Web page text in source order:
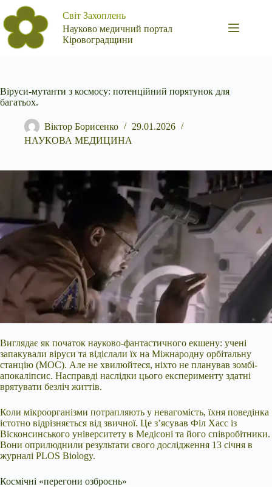
Перейти
до
вмісту
Світ Захоплень
Науково медичний портал
Кіровоградщини
Віруси-мутанти з космосу: потенційний порятунок для
багатьох.
Віктор Борисенко
29.01.2026
НАУКОВА МЕДИЦИНА
Виглядає як початок науково-фантастичного екшену: учені
запакували віруси та відіслали їх на Міжнародну орбітальну
станцію (МОС). Але не хвилюйтеся, ніхто не планував зомбі-
апокаліпсис. Насправді наслідки цього експерименту здатні
врятувати безліч життів.
Коли мікроорганізми потрапляють у невагомість, їхня поведінка
істотно відрізняється від звичної. Це з’ясував Філ Хасс із
Вісконсинського університету в Медісоні та його співробітники.
Вони оприлюднили результати свого дослідження 13 січня в
журналі PLOS Biology.
Космічні «перегони озброєнь»